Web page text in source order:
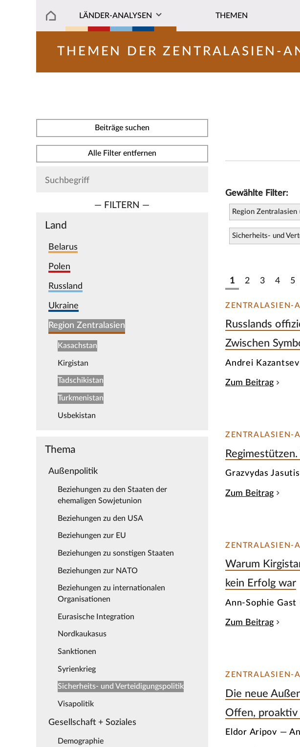
LÄNDER-ANALYSEN THEMEN
THEMEN DER ZENTRALASIEN-
Beiträge suchen
Alle Filter entfernen
— FILTERN —
Land
Belarus
Polen
Russland
Ukraine
Region Zentralasien
Kasachstan
Kirgistan
Tadschikistan
Turkmenistan
Usbekistan
Thema
Außenpolitik
Beziehungen zu den Staaten der
ehemaligen Sowjetunion
Beziehungen zu den USA
Beziehungen zur EU
Beziehungen zu sonstigen Staaten
Beziehungen zur NATO
Beziehungen zu internationalen
Organisationen
Eurasische Integration
Nordkaukasus
Sanktionen
Syrienkrieg
Sicherheits- und Verteidigungspolitik
Visapolitik
Gesellschaft + Soziales
Demographie
Gewählte Filter:
Region Zentralasien
Sicherheits- und
1 2 3 4 5
ZENTRALASIEN-
Russlands
Zwischen
Andrei
Zum Beitrag
ZENTRALASIEN-
Grazvydas
Zum Beitrag
ZENTRALASIEN-
Warum
kein Erfolg war
Ann-Sophie Gast
Zum Beitrag
ZENTRALASIEN-
Die neue
Offen, proaktiv
Eldor Aripov —